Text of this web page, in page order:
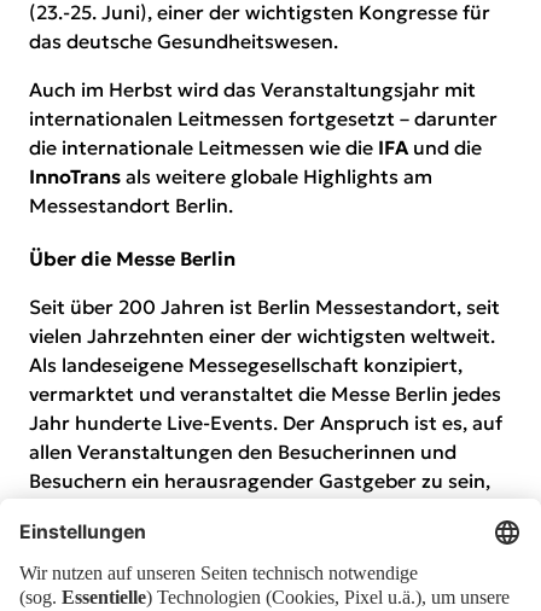
(23.-25. Juni), einer der wichtigsten Kongresse für
das deutsche Gesundheitswesen.
Auch im Herbst wird das Veranstaltungsjahr mit
internationalen Leitmessen fortgesetzt – darunter
die internationale Leitmessen wie die IFAund die
InnoTrans als weitere globale Highlights am
Messestandort Berlin.
Über die Messe Berlin
Seit über 200 Jahren ist Berlin Messestandort, seit
vielen Jahrzehnten einer der wichtigsten weltweit.
Als landeseigene Messegesellschaft konzipiert,
vermarktet und veranstaltet die Messe Berlin jedes
Jahr hunderte Live-Events. Der Anspruch ist es, auf
allen Veranstaltungen den Besucherinnen und
Besuchern ein herausragender Gastgeber zu sein,
Bedingungen für jede und jeden zu gewährleisten.
Dieses Selbstverständnis spiegelt sich im
Unternehmensmotto:Messe Berlin– Hosting the